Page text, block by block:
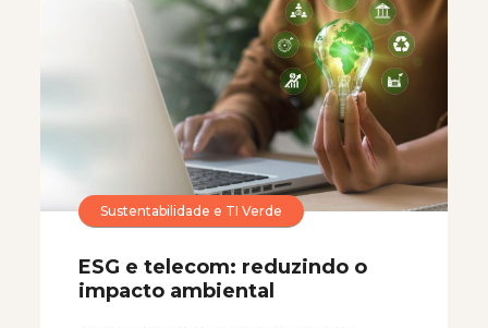
Sustentabilidade e TI Verde
ESG e telecom: reduzindo o
impacto ambiental